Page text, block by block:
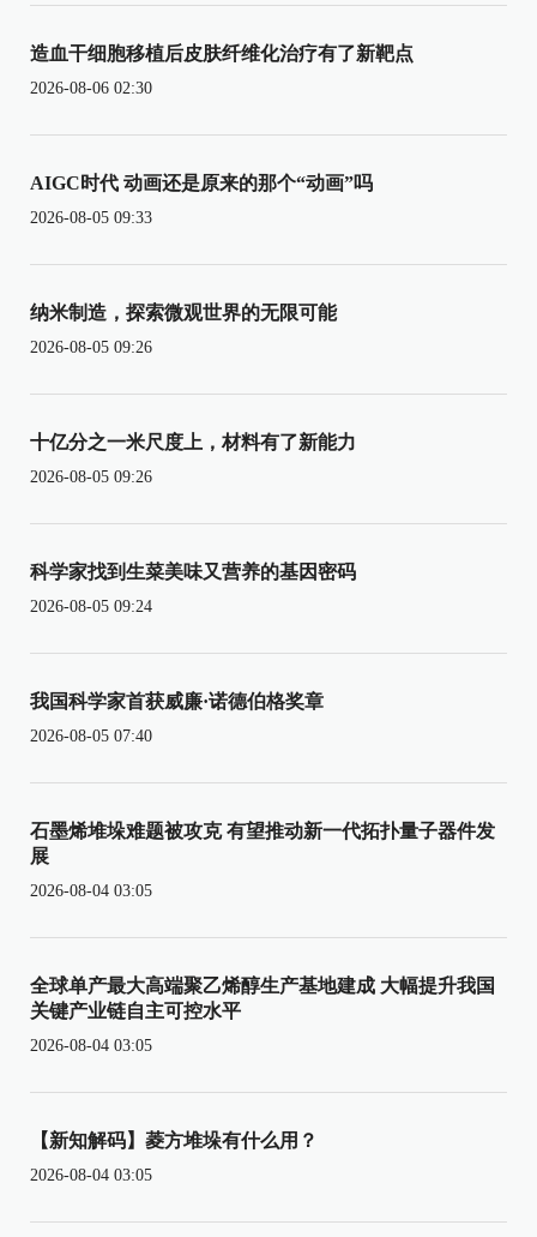
造血干细胞移植后皮肤纤维化治疗有了新靶点
2026-08-06 02:30
AIGC时代 动画还是原来的那个“动画”吗
2026-08-05 09:33
纳米制造，探索微观世界的无限可能
2026-08-05 09:26
十亿分之一米尺度上，材料有了新能力
2026-08-05 09:26
科学家找到生菜美味又营养的基因密码
2026-08-05 09:24
我国科学家首获威廉·诺德伯格奖章
2026-08-05 07:40
石墨烯堆垛难题被攻克 有望推动新一代拓扑量子器件发
展
2026-08-04 03:05
全球单产最大高端聚乙烯醇生产基地建成 大幅提升我国
关键产业链自主可控水平
2026-08-04 03:05
【新知解码】菱方堆垛有什么用？
2026-08-04 03:05